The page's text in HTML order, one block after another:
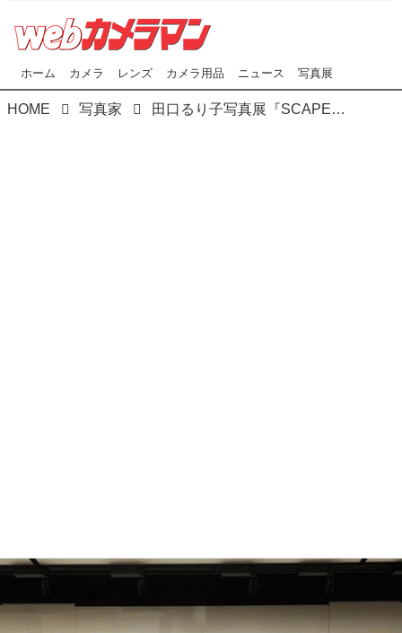
ホーム カメラ レンズ カメラ用品 ニュース 写真展
HOME 写真家 田口るり子写真展『SCAPE ♯04』は､帝国ホテル内プラザ東京2Fで開催しています｡こんなに素敵なハダカは未だかつて拝見したことはありません｡